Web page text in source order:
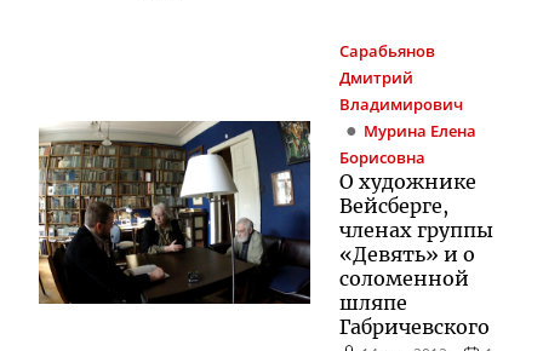
Сарабьянов
Дмитрий
Владимирович
Мурина Елена
Борисовна
О художнике
Вейсберге,
членах группы
«Девять» и о
соломенной
шляпе
Габричевского